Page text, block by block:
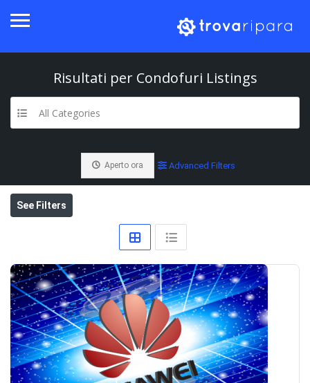
Risultati per Condofuri Listings
All Categories
Aperto ora Advanced Filters
See Filters